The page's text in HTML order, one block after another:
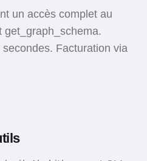
un accès complet au
get_graph_schema.
Facturation via